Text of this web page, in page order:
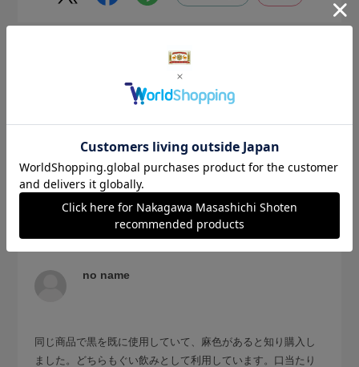
2026.3.12
ちょっと大きめのぐい飲み？
サイズ：サイズなし 色：麻
no name
同じ商品で黒を既に使用していて、麻色があると知り購入し
ました。どちらもぐい飲みとして利用しています。口当たり